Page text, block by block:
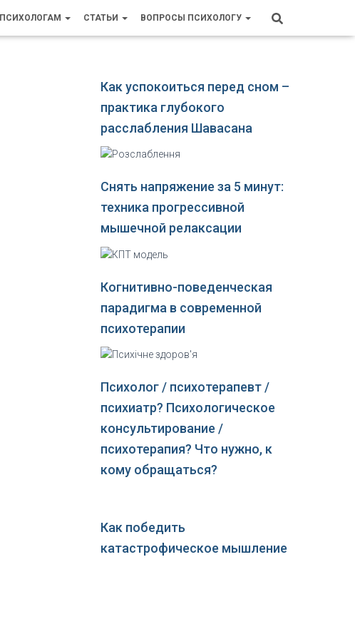
ПСИХОЛОГАМ СТАТЬИ ВОПРОСЫ ПСИХОЛОГУ
Как успокоиться перед сном –
практика глубокого
расслабления Шавасана
Снять напряжение за 5 минут:
техника прогрессивной
мышечной релаксации
Когнитивно-поведенческая
парадигма в современной
психотерапии
Психолог / психотерапевт /
психиатр? Психологическое
консультирование /
психотерапия? Что нужно, к
кому обращаться?
Как победить
катастрофическое мышление